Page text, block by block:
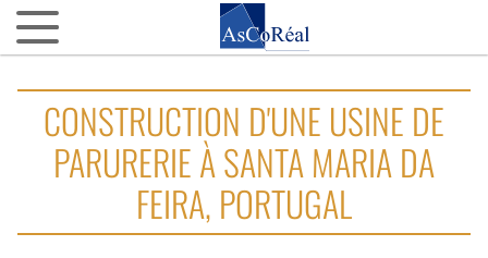
ASCOREAL
Asco…quoi ?
Nos agences d’AMO partout en France
La fine équipe
Nos VIP (Very Important Partenaires)
CONSTRUCTION D'UNE USINE DE
PARURERIE À SANTA MARIA DA
FEIRA, PORTUGAL